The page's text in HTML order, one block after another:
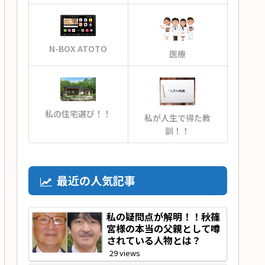
N-BOX ATOTO 医療
私の住宅選び！！
私が人生で得た教
訓！！
最近の人気記事
私の疑問点が解明！！秋篠
宮様の本当の父親として噂
されている人物とは？
29 views